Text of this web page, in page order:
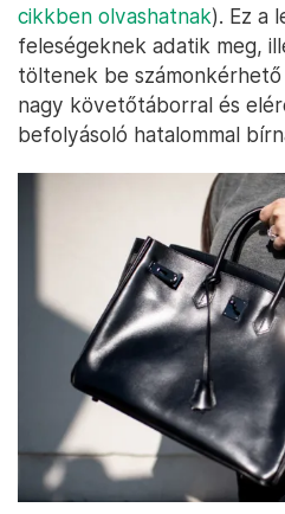
cikkben olvashatnak). Ez a
feleségeknek adatik meg,
töltenek be
nagy követőtáborral és
befolyásoló hatalommal